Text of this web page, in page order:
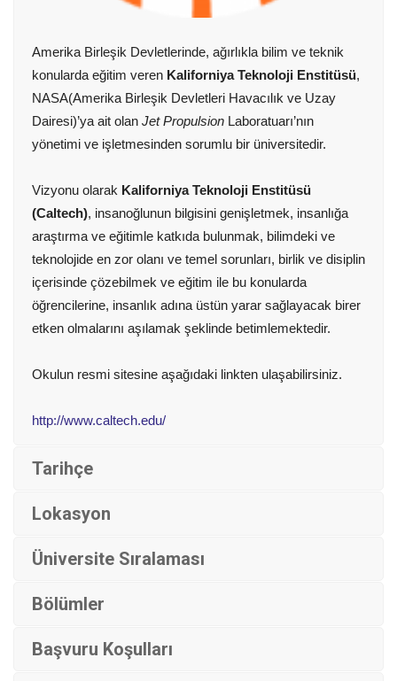
Amerika Birleşik Devletlerinde, ağırlıkla bilim ve teknik
konularda eğitim veren Kaliforniya Teknoloji Enstitüsü,
NASA(Amerika Birleşik Devletleri Havacılık ve Uzay
Dairesi)’ya ait olan Jet Propulsion Laboratuarı’nın
yönetimi ve işletmesinden sorumlu bir üniversitedir.
Vizyonu olarak Kaliforniya Teknoloji Enstitüsü
(Caltech), insanoğlunun bilgisini genişletmek, insanlığa
araştırma ve eğitimle katkıda bulunmak, bilimdeki ve
teknolojide en zor olanı ve temel sorunları, birlik ve disiplin
içerisinde çözebilmek ve eğitim ile bu konularda
öğrencilerine, insanlık adına üstün yarar sağlayacak birer
etken olmalarını aşılamak şeklinde betimlemektedir.
Okulun resmi sitesine aşağıdaki linkten ulaşabilirsiniz.
http://www.caltech.edu/
Tarihçe
Lokasyon
Üniversite Sıralaması
Bölümler
Başvuru Koşulları